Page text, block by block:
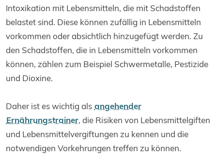
Intoxikation mit Lebensmitteln, die mit Schadstoffen
belastet sind. Diese können zufällig in Lebensmitteln
vorkommen oder absichtlich hinzugefügt werden. Zu
den Schadstoffen, die in Lebensmitteln vorkommen
können, zählen zum Beispiel Schwermetalle, Pestizide
und Dioxine.
Daher ist es wichtig als angehender
Ernährungstrainer, die Risiken von Lebensmittelgiften
und Lebensmittelvergiftungen zu kennen und die
notwendigen Vorkehrungen treffen zu können.